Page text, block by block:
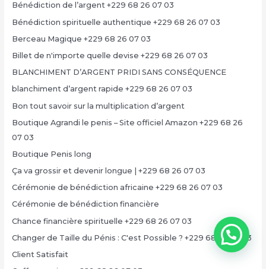
Bénédiction de l’argent +229 68 26 07 03
Bénédiction spirituelle authentique +229 68 26 07 03
Berceau Magique +229 68 26 07 03
Billet de n'importe quelle devise +229 68 26 07 03
BLANCHIMENT D’ARGENT PRIDI SANS CONSÉQUENCE
blanchiment d’argent rapide +229 68 26 07 03
Bon tout savoir sur la multiplication d’argent
Boutique Agrandi le penis – Site officiel Amazon +229 68 26
07 03
Boutique Penis long
Ça va grossir et devenir longue | +229 68 26 07 03
Cérémonie de bénédiction africaine +229 68 26 07 03
Cérémonie de bénédiction financière
Chance financière spirituelle +229 68 26 07 03
Changer de Taille du Pénis : C'est Possible ? +229 68 26 07 03
Client Satisfait